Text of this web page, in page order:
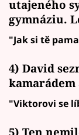
utajeného
gymnáziu.
"Jak si tě
4) David
"Viktorovi se
5) Ten